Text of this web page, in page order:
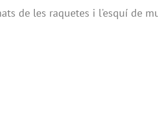
de les raquetes i l'esquí de